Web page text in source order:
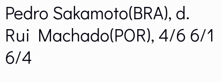
Pedro Sakamoto(BRA), d.
Rui Machado(POR), 4/6 6/1
6/4